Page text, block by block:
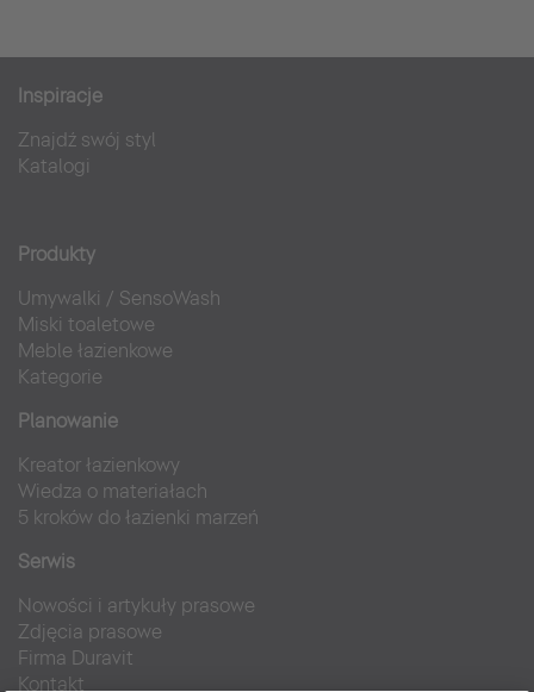
Inspiracje
Znajdź swój styl
Katalogi
Produkty
Umywalki / SensoWash
Miski toaletowe
Meble łazienkowe
Kategorie
Planowanie
Kreator łazienkowy
Wiedza o materiałach
5 kroków do łazienki marzeń
Serwis
Nowości i artykuły prasowe
Zdjęcia prasowe
Firma Duravit
Kontakt